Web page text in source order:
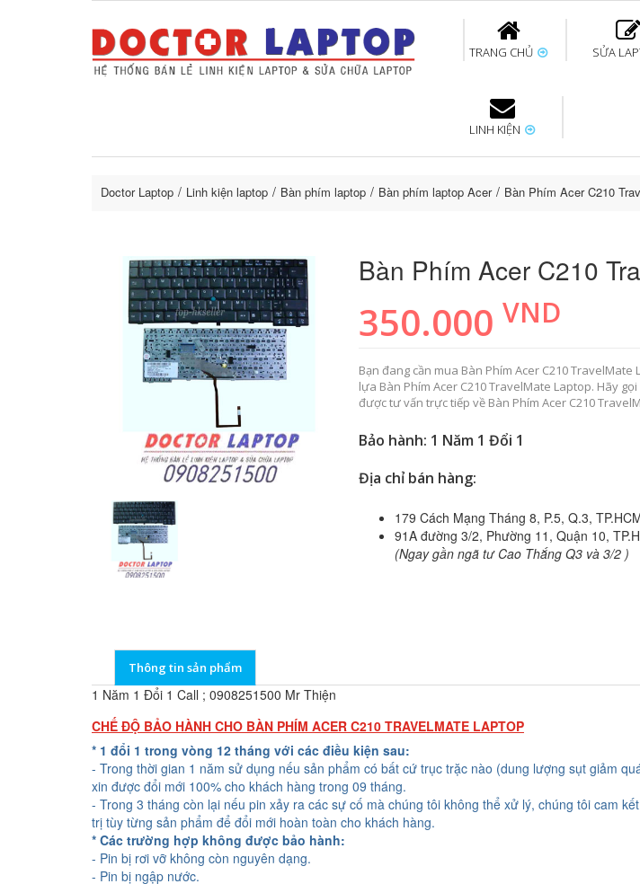
TRANG CHỦ SỬA
Sửa Laptop uy tín Thay bàn phím Thay màn
Sửa Macbook uy tín Thay pin Macbook
Thay pin Surface
LINH KIỆN
Doctor Laptop Linh kiện laptop Bàn phím laptop Bàn phím laptop Acer Bàn Phím Acer C210
Bàn Phím Acer C210
350.000 VND
Bạn đang cần mua Bàn Phím Acer C210
lựa Bàn Phím Acer C210 TravelMate Laptop. Hãy gọi
được tư vấn trực tiếp về Bàn Phím Acer C210
Bảo hành: 1 Năm 1 Đổi 1
Địa chỉ bán hàng:
179 Cách Mạng Tháng 8, P.5, Q.3,
91A đường 3/2, Phường 11, Quận 10,
(Ngay gần ngã tư Cao Thắng Q3 và 3/2 )
Thông tin sản phẩm
1 Năm 1 Đổi 1 Call ; 0908251500 Mr Thiện
CHẾ ĐỘ BẢO HÀNH CHO BÀN PHÍM ACER C210 TRAVELMATE LAPTOP
* 1 đổi 1 trong vòng 12 tháng với các điều kiện sau:
- Trong thời gian 1 năm sử dụng nếu sản phẩm có bất cứ trục trặc nào (dung lượng sụt giảm
xin được đổi mới 100% cho khách hàng trong 09 tháng.
- Trong 3 tháng còn lại nếu pin xảy ra các sự cố mà chúng tôi không thể xử lý, chúng tôi cam
trị tùy từng sản phẩm để đổi mới hoàn toàn cho khách hàng.
* Các trường hợp không được bảo hành:
- Pin bị rơi vỡ không còn nguyên dạng.
- Pin bị ngập nước.